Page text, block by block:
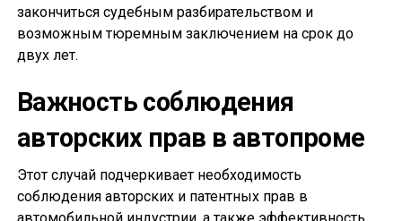
закончиться судебным разбирательством и
возможным тюремным заключением на срок до
двух лет.
Важность соблюдения
авторских прав в автопроме
Этот случай подчеркивает необходимость
соблюдения авторских и патентных прав в